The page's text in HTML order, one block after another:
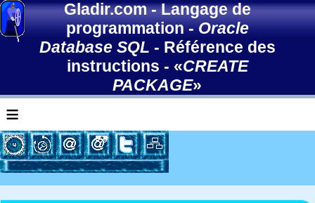
Gladir.com-Langage de
programmation-Oracle
Database SQL - Référence des
instructions - «CREATE
PACKAGE»
≡